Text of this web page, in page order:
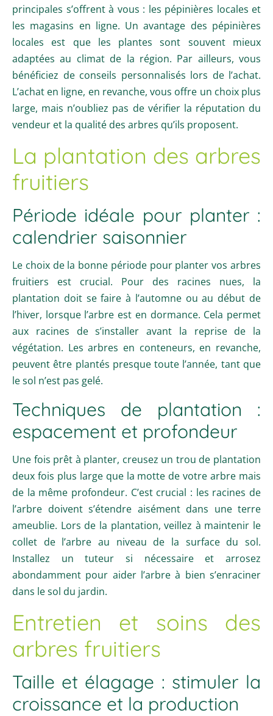
principales s’offrent à vous : les pépinières locales et
les magasins en ligne. Un avantage des pépinières
locales est que les plantes sont souvent mieux
adaptées au climat de la région. Par ailleurs, vous
bénéficiez de conseils personnalisés lors de l’achat.
L’achat en ligne, en revanche, vous offre un choix plus
large, mais n’oubliez pas de vérifier la réputation du
vendeur et la qualité des arbres qu’ils proposent.
La plantation des arbres
fruitiers
Période idéale pour planter :
calendrier saisonnier
Le choix de la bonne période pour planter vos arbres
fruitiers est crucial. Pour des racines nues, la
plantation doit se faire à l’automne ou au début de
l’hiver, lorsque l’arbre est en dormance. Cela permet
aux racines de s’installer avant la reprise de la
végétation. Les arbres en conteneurs, en revanche,
peuvent être plantés presque toute l’année, tant que
le sol n’est pas gelé.
Techniques de plantation :
espacement et profondeur
Une fois prêt à planter, creusez un trou de plantation
deux fois plus large que la motte de votre arbre mais
de la même profondeur. C’est crucial : les racines de
l’arbre doivent s’étendre aisément dans une terre
ameublie. Lors de la plantation, veillez à maintenir le
collet de l’arbre au niveau de la surface du sol.
Installez un tuteur si nécessaire et arrosez
abondamment pour aider l’arbre à bien s’enraciner
dans le sol du jardin.
Entretien et soins des
arbres fruitiers
Taille et élagage : stimuler la
croissance et la production